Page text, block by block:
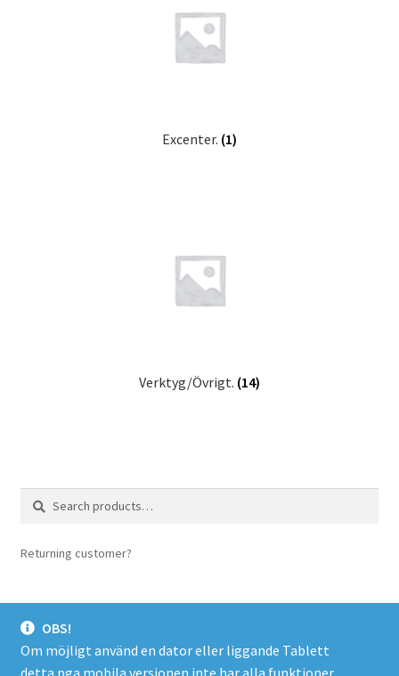
Excenter. (1)
Verktyg/Övrigt. (14)
Search
Search
Returning customer?
OBS!
Om möjligt använd en dator eller liggande Tablett
detta pga mobila versionen inte har alla funktioner.